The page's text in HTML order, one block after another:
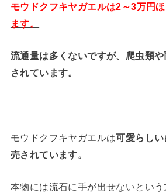
モウドクフキヤガエルは2～3万円
ます。
流通量は多くないですが、爬虫類
されています。
モウドクフキヤガエルは可愛らし
売されています。
本物には流石に手が出せないとい